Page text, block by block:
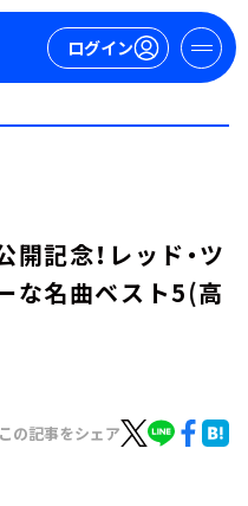
ログイン
記念！レッド・ツ
な名曲ベスト5(高
この記事をシェア